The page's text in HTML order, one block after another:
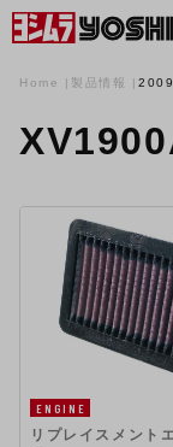
Home 製品情報 2009
ENGINE
リプレイスメント